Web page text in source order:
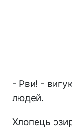
- Рви! -
людей.
Хлопець